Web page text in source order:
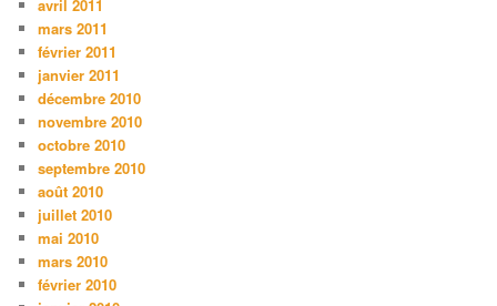
avril 2011
mars 2011
février 2011
janvier 2011
décembre 2010
novembre 2010
octobre 2010
septembre 2010
août 2010
juillet 2010
mai 2010
mars 2010
février 2010